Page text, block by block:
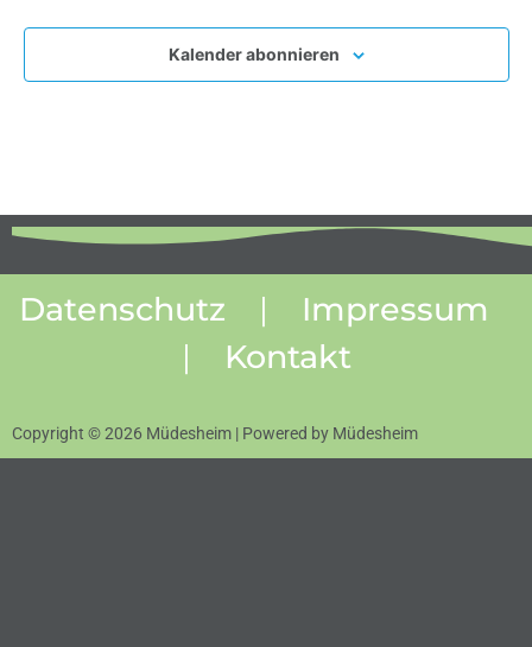
Kalender abonnieren
Datenschutz |
Impressum
|
Kontakt
Copyright © 2026 Müdesheim | Powered by Müdesheim